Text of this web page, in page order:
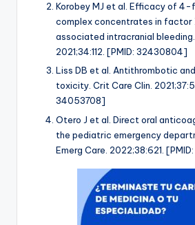
Korobey MJ et al. Efficacy of
complex concentrates in factor
associated intracranial
2021;34:112. [PMID: 32430804]
Liss DB et al. Antithrombotic
toxicity. Crit Care Clin.
34053708]
Otero J et al. Direct oral
the pediatric emergency
Emerg Care. 2022;38:621.